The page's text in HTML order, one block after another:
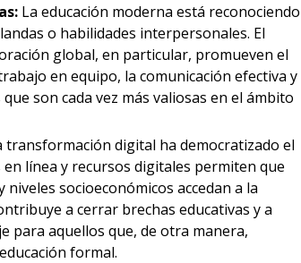
La educación moderna está reconociendo
o habilidades interpersonales. El
global, en particular, promueven el
en equipo, la comunicación efectiva y
son cada vez más valiosas en el ámbito
transformación digital ha democratizado el
en línea y recursos digitales permiten que
socioeconómicos accedan a la
a cerrar brechas educativas y a
para aquellos que, de otra manera,
formal.